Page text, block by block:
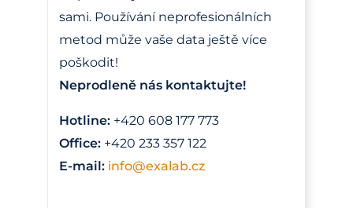
sami. Používání neprofesionálních
metod může vaše data ještě více
poškodit!
Neprodleně nás kontaktujte!
Hotline: +420 608 177 773
Office: +420 233 357 122
E-mail: info@exalab.cz